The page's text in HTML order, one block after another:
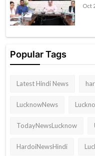
Oct
Popular Tags
Latest Hindi News
LucknowNews
TodayNewsLucknow
HardoiNewsHindi